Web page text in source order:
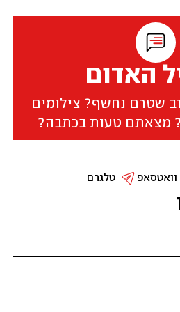
האדום
שטרם נחשף? צילומים
מצאתם טעות בכתבה?
טלגרם וואטסאפ